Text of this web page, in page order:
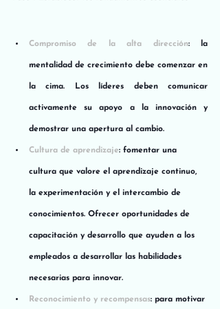
Compromiso de la alta dirección: la
mentalidad de crecimiento debe comenzar en
la cima. Los líderes deben comunicar
activamente su apoyo a la innovación y
demostrar una apertura al cambio.
Cultura de aprendizaje: fomentar una
cultura que valore el aprendizaje continuo,
la experimentación y el intercambio de
conocimientos. Ofrecer oportunidades de
capacitación y desarrollo que ayuden a los
empleados a desarrollar las habilidades
necesarias para innovar.
Reconocimiento y recompensas: para motivar